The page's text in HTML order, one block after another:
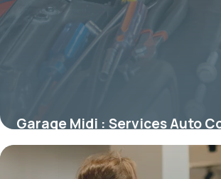
Garage Midi : Services Auto
2026